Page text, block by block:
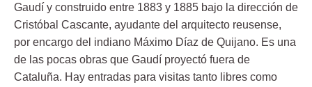
Gaudí y construido entre 1883 y 1885 bajo la dirección de
Cristóbal Cascante, ayudante del arquitecto reusense,
por encargo del indiano Máximo Díaz de Quijano. Es una
de las pocas obras que Gaudí proyectó fuera de
Cataluña. Hay entradas para visitas tanto libres como